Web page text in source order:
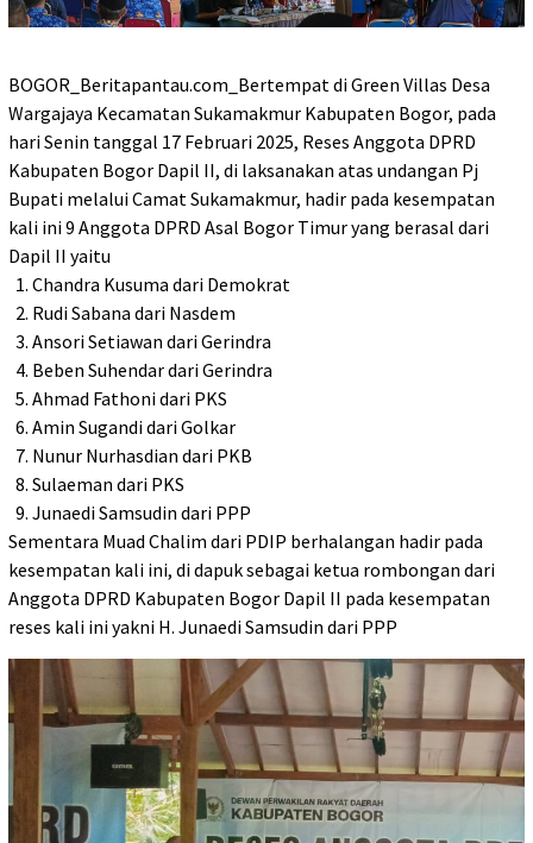
BOGOR_Beritapantau.com_Bertempat di Green Villas Desa
Wargajaya Kecamatan Sukamakmur Kabupaten Bogor, pada
hari Senin tanggal 17 Februari 2025, Reses Anggota DPRD
Kabupaten Bogor Dapil II, di laksanakan atas undangan Pj
Bupati melalui Camat Sukamakmur, hadir pada kesempatan
kali ini 9 Anggota DPRD Asal Bogor Timur yang berasal dari
Dapil II yaitu
1. Chandra Kusuma dari Demokrat
2. Rudi Sabana dari Nasdem
3. Ansori Setiawan dari Gerindra
4. Beben Suhendar dari Gerindra
5. Ahmad Fathoni dari PKS
6. Amin Sugandi dari Golkar
7. Nunur Nurhasdian dari PKB
8. Sulaeman dari PKS
9. Junaedi Samsudin dari PPP
Sementara Muad Chalim dari PDIP berhalangan hadir pada
kesempatan kali ini, di dapuk sebagai ketua rombongan dari
Anggota DPRD Kabupaten Bogor Dapil II pada kesempatan
reses kali ini yakni H. Junaedi Samsudin dari PPP